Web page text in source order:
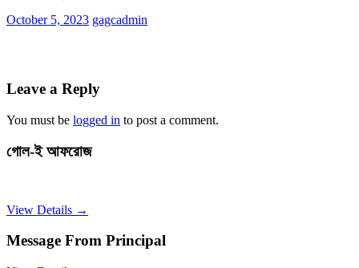
October 5, 2023 gagcadmin
Leave a Reply
You must be logged in to post a comment.
গোল-ই আফরোজ
View Details →
Message From Principal